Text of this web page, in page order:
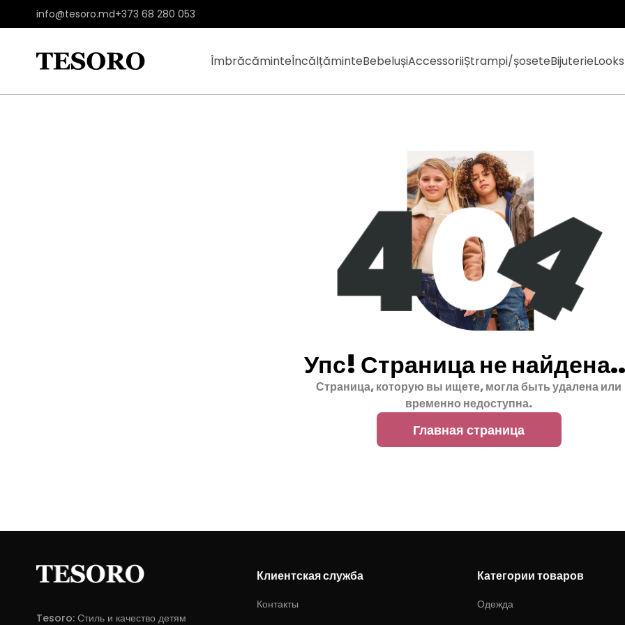
info@tesoro.md+373 68 280 053
ÎmbrăcăminteÎncălțăminteBebelușiAccessoriiȘtrampi/șoseteBijuterieLooks
Упс! Страница не
Страница, которую вы ищете, могла быть удалена или
временно недоступна.
Главная страница
Tesoro: Стиль и качество детям
Клиентская служба
Контакты
Категории товаров
Одежда